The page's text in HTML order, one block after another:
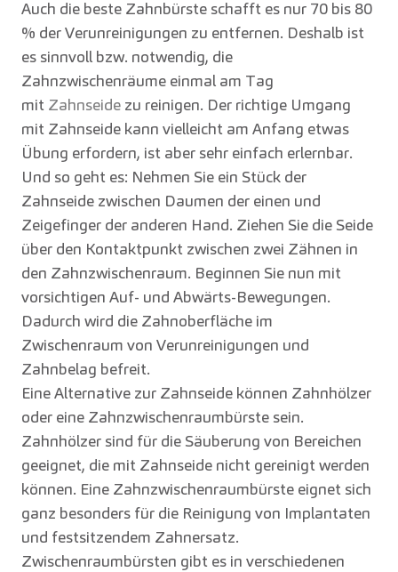
Auch die beste Zahnbürste schafft es nur 70 bis 80
% der Verunreinigungen zu entfernen. Deshalb ist
es sinnvoll bzw. notwendig, die
Zahnzwischenräume einmal am Tag
mit Zahnseide zu reinigen. Der richtige Umgang
mit Zahnseide kann vielleicht am Anfang etwas
Übung erfordern, ist aber sehr einfach erlernbar.
Und so geht es: Nehmen Sie ein Stück der
Zahnseide zwischen Daumen der einen und
Zeigefinger der anderen Hand. Ziehen Sie die Seide
über den Kontaktpunkt zwischen zwei Zähnen in
den Zahnzwischenraum. Beginnen Sie nun mit
vorsichtigen Auf- und Abwärts-Bewegungen.
Dadurch wird die Zahnoberfläche im
Zwischenraum von Verunreinigungen und
Zahnbelag befreit.
Eine Alternative zur Zahnseide können Zahnhölzer
oder eine Zahnzwischenraumbürste sein.
Zahnhölzer sind für die Säuberung von Bereichen
geeignet, die mit Zahnseide nicht gereinigt werden
können. Eine Zahnzwischenraumbürste eignet sich
ganz besonders für die Reinigung von Implantaten
und festsitzendem Zahnersatz.
Zwischenraumbürsten gibt es in verschiedenen